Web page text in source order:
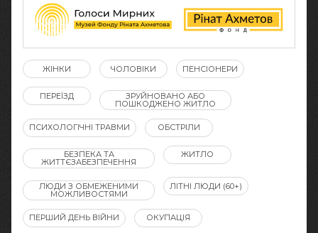
ЖІНКИ ЧОЛОВІКИ ПЕНСІОНЕРИ
ПЕРЕЇЗД ЗРУЙНОВАНО АБО
ПОШКОДЖЕНО ЖИТЛО
ПСИХОЛОГІЧНІ ТРАВМИ ОБСТРІЛИ
БЕЗПЕКА ТА
ЖИТТЄЗАБЕЗПЕЧЕННЯ
ЖИТЛО
ЛЮДИ З ОБМЕЖЕНИМИ
МОЖЛИВОСТЯМИ
ЛІТНІ ЛЮДИ (60+)
ПЕРШИЙ ДЕНЬ ВІЙНИ ОКУПАЦІЯ